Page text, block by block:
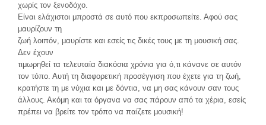
χωρίς τον ξενοδόχο.
Είναι ελάχιστοι μπροστά σε αυτό που εκπροσωπείτε. Αφού σας
μαυρίζουν τη
ζωή λοιπόν, μαυρίστε και εσείς τις δικές τους με τη μουσική σας.
Δεν έχουν
τιμωρηθεί τα τελευταία διακόσια χρόνια για ό,τι κάνανε σε αυτόν
τον τόπο. Αυτή τη διαφορετική προσέγγιση που έχετε για τη ζωή,
κρατήστε τη με νύχια και με δόντια, να μη σας κάνουν σαν τους
άλλους. Ακόμη και τα όργανα να σας πάρουν από τα χέρια, εσείς
πρέπει να βρείτε τον τρόπο να παίζετε μουσική!